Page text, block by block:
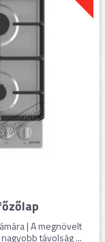
| A megnövelt
távolság ...